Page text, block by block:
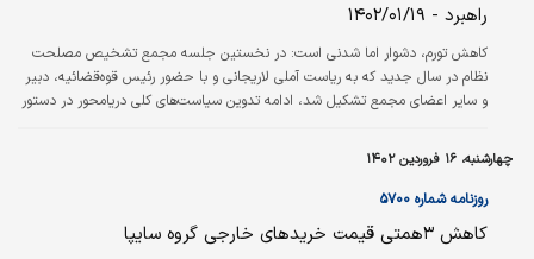
راهبرد - ۱۴۰۲/۰۱/۱۹
کاهش تورم، دشوار اما شدنی است: در نخستین جلسه مجمع تشخیص مصلحت
نظام در سال جدید که به ریاست آملی لاریجانی و با حضور رئیس قوه‌قضائیه، دبیر
و سایر اعضای مجمع تشکیل شد، ادامه تدوین سیاست‌های کلی دریامحور در دستور
مختلف و مسوولان برای تحقق این منویات تلاش دارند و ان‌شاءالله خداوند هم کمک
خواهد کرد تا کاهش تورم با وجود دشوار بودن، محقق شود. مجموعه سرمایه‌ها و
امکانات غنی موجود در کشور و نیروی انسانی متخصص و جامعه جوان و…
چهارشنبه، ۱۶ فروردین ۱۴۰۲
روزنامه شماره ۵۷۰۰
کاهش ۳همتی قیمت خریدهای خارجی گروه سایپا